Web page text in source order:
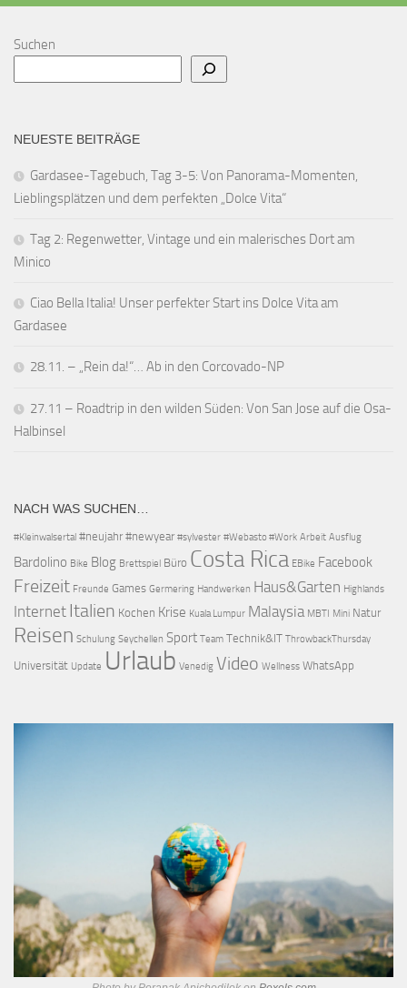
Suchen
NEUESTE BEITRÄGE
Gardasee-Tagebuch, Tag 3-5: Von Panorama-Momenten,
Lieblingsplätzen und dem perfekten „Dolce Vita“
Tag 2: Regenwetter, Vintage und ein malerisches Dort am
Minico
Ciao Bella Italia! Unser perfekter Start ins Dolce Vita am
Gardasee
28.11. – „Rein da!“… Ab in den Corcovado-NP
27.11 – Roadtrip in den wilden Süden: Von San Jose auf die Osa-
Halbinsel
NACH WAS SUCHEN…
#Kleinwalsertal #neujahr #newyear #sylvester #Webasto #Work Arbeit Ausflug
Bardolino Bike Blog Brettspiel Büro Costa Rica EBike Facebook
Freizeit Freunde Games Germering Handwerken Haus&Garten Highlands
Internet Italien Kochen Krise Kuala Lumpur Malaysia MBTI Mini Natur
Reisen Schulung Seychellen Sport Team Technik&IT ThrowbackThursday
Universität Update Urlaub Venedig Video Wellness WhatsApp